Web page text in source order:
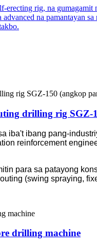
drilling rig SGZ-
iba't ibang pang-
reinforcement
para sa patayong
(swing spraying,
drilling machine